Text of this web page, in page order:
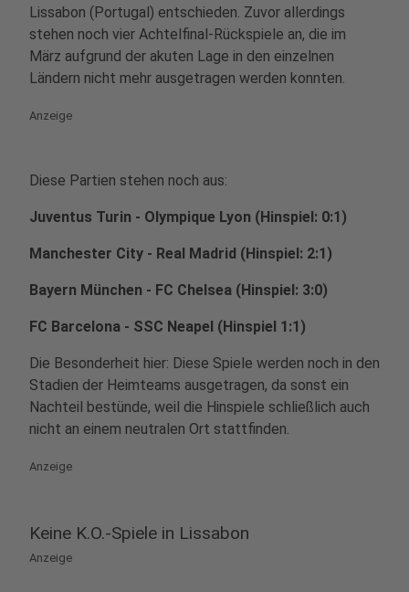
Lissabon (Portugal) entschieden. Zuvor allerdings
stehen noch vier Achtelfinal-Rückspiele an, die im
März aufgrund der akuten Lage in den einzelnen
Ländern nicht mehr ausgetragen werden konnten.
Anzeige
Diese Partien stehen noch aus:
Juventus Turin - Olympique Lyon (Hinspiel: 0:1)
Manchester City - Real Madrid (Hinspiel: 2:1)
Bayern München - FC Chelsea (Hinspiel: 3:0)
FC Barcelona - SSC Neapel (Hinspiel 1:1)
Die Besonderheit hier: Diese Spiele werden noch in den
Stadien der Heimteams ausgetragen, da sonst ein
Nachteil bestünde, weil die Hinspiele schließlich auch
nicht an einem neutralen Ort stattfinden.
Anzeige
Keine K.O.-Spiele in Lissabon
Anzeige